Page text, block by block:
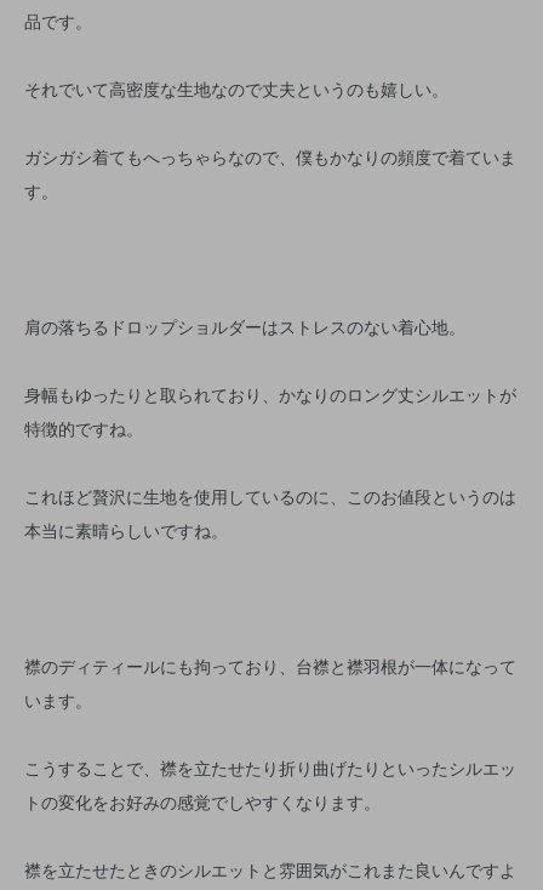
品です。
それでいて高密度な生地なので丈夫というのも嬉しい。
ガシガシ着てもへっちゃらなので、僕もかなりの頻度で着ていま
す。
肩の落ちるドロップショルダーはストレスのない着心地。
身幅もゆったりと取られており、かなりのロング丈シルエットが
特徴的ですね。
これほど贅沢に生地を使用しているのに、このお値段というのは
本当に素晴らしいですね。
襟のディティールにも拘っており、台襟と襟羽根が一体になって
います。
こうすることで、襟を立たせたり折り曲げたりといったシルエッ
トの変化をお好みの感覚でしやすくなります。
襟を立たせたときのシルエットと雰囲気がこれまた良いんですよ